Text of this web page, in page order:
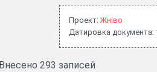
Проект:Жнiво
Датировка документа:
Внесено 293 записей